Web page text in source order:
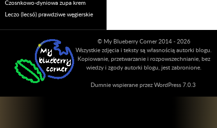
Czosnkowo-dyniowa zupa krem
Leczo (lecsó) prawdziwe węgierskie
© My Blueberry Corner 2014 - 2026
Wszystkie zdjęcia i teksty są własnością autorki blogu.
Kopiowanie, przetwarzanie i rozpowszechnianie, bez
wiedzy i zgody autorki blogu, jest zabronione.
Dumnie wspierane przez WordPress 7.0.3